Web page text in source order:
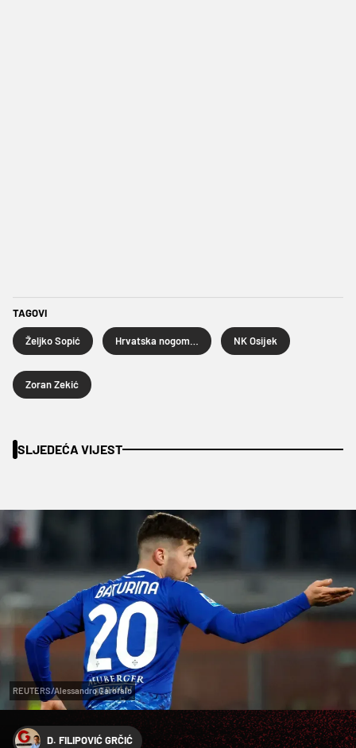
TAGOVI
Željko Sopić NK Osijek
Zoran Zekić
SLJEDEĆA VIJEST
REUTERS/Alessandro Garofalo
D. FILIPOVIĆ GRČIĆ